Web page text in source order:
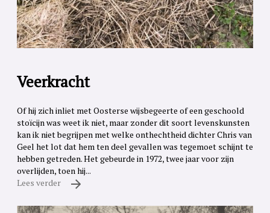
Veerkracht
Of hij zich inliet met Oosterse wijsbegeerte of een geschoold
stoïcijn was weet ik niet, maar zonder dit soort levenskunsten
kan ik niet begrijpen met welke onthechtheid dichter Chris van
Geel het lot dat hem ten deel gevallen was tegemoet schijnt te
hebben getreden. Het gebeurde in 1972, twee jaar voor zijn
overlijden, toen hij...
Lees verder